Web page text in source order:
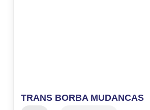
TRANS BORBA MUDANCAS